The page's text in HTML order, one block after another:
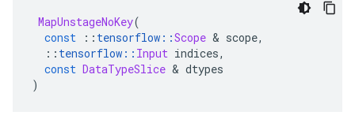
MapUnstageNoKey(
const
:: tensorflow ::Scope & scope,
:: tensorflow :: Input indices,
const DataTypeSlice & dtypes
)